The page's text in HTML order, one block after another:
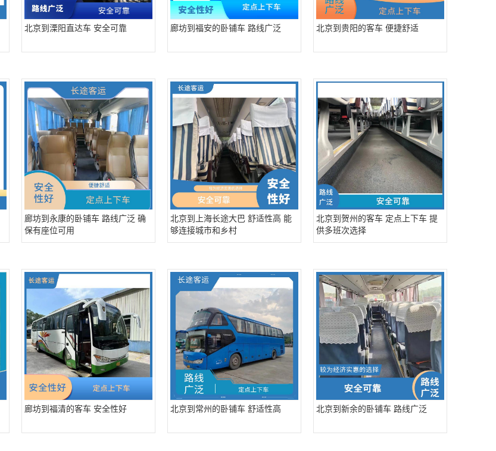
北京到溧阳直达车 安全可靠 廊坊到福安的卧铺车 路线广泛 北京到贵阳的客车 便捷舒适
廊坊到永康的卧铺车 路线广泛 确
保有座位可用
北京到上海长途大巴 舒适性高 能
够连接城市和乡村
北京到贺州的客车 定点上下车 提
供多班次选择
廊坊到福清的客车 安全性好 北京到常州的卧铺车 舒适性高 北京到新余的卧铺车 路线广泛